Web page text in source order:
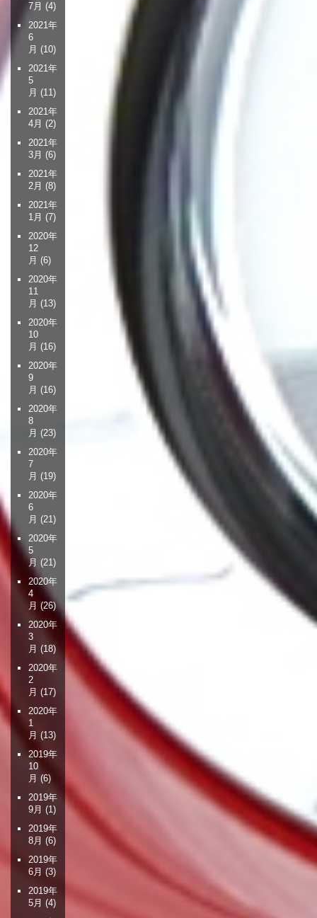
7月 (4)
2021年
6
月 (10)
2021年
5
月 (11)
2021年
4月 (2)
2021年
3月 (6)
2021年
2月 (8)
2021年
1月 (7)
2020年
12
月 (6)
2020年
11
月 (13)
2020年
10
月 (16)
2020年
9
月 (16)
2020年
8
月 (23)
2020年
7
月 (19)
2020年
6
月 (21)
2020年
5
月 (21)
2020年
4
月 (26)
2020年
3
月 (18)
2020年
2
月 (17)
2020年
1
月 (13)
2019年
10
月 (6)
2019年
9月 (1)
2019年
8月 (6)
2019年
6月 (3)
2019年
5月 (4)